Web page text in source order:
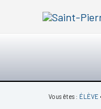
Vous êtes : ÉLÈVE